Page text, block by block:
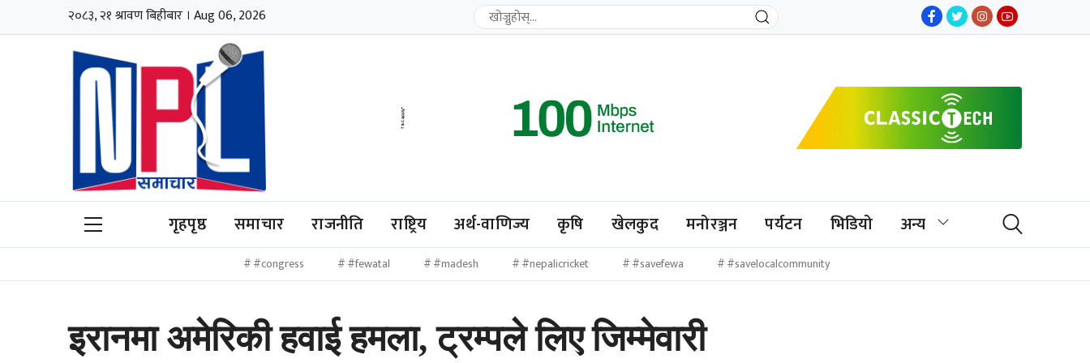
२०८३, २१ श्रावण बिहीबार । Aug 06, 2026
गृहपृष्ठ समाचार राजनीति राष्ट्रिय अर्थ-वाणिज्य कृषि खेलकुद मनोरञ्जन पर्यटन भिडियो अन्य
#congress #fewatal #madesh #nepalicricket #savefewa #savelocalcommunity
इरानमा अमेरिकी हवाई हमला, ट्रम्पले लिए जिम्मेवारी